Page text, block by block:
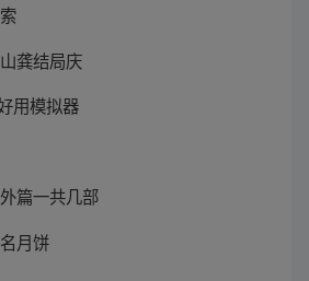
龚结局庆
用模拟器
篇一共几部
月饼